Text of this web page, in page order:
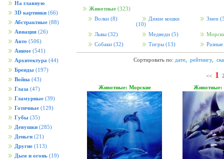
На главную
3D картинки (66)
Абстрактные (88)
Авиация (26)
Авто (506)
Аниме (541)
Архитектура (44)
Бренды (197)
Война (43)
Глаза (47)
Гламурные (39)
Готичные (129)
Губы (35)
Девушки (285)
Деньги (21)
Другие (113)
Дым и огонь (19)
Животные (323)
Волки (8)
Дикие кошки
(10)
Змеи
Львы (32) Медведи (5)
Собаки (32) Тигры (13) Разные
Сортировать по: дате, рейтингу,
<< 1
Животные: Морские
Животные: